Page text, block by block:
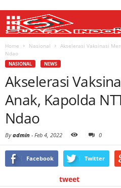
Home Nasional
Akselerasi Vaksinasi
Ndao
NASIONAL NEWS
Akselerasi
Anak, Kapolda
Ndao
Byadmin - Feb 4, 2022 0
Facebook Twitter
tweet